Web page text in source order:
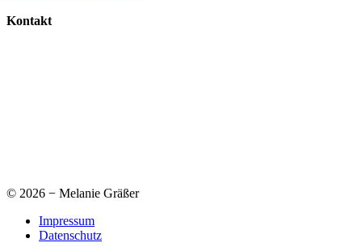
Kontakt
© 2026 − Melanie Gräßer
Impressum
Datenschutz